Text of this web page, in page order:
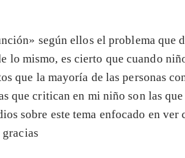
según ellos el problema que
lo mismo, es cierto que cuando
que la mayoría de las personas
que critican en mi niño son las
sobre este tema enfocado en